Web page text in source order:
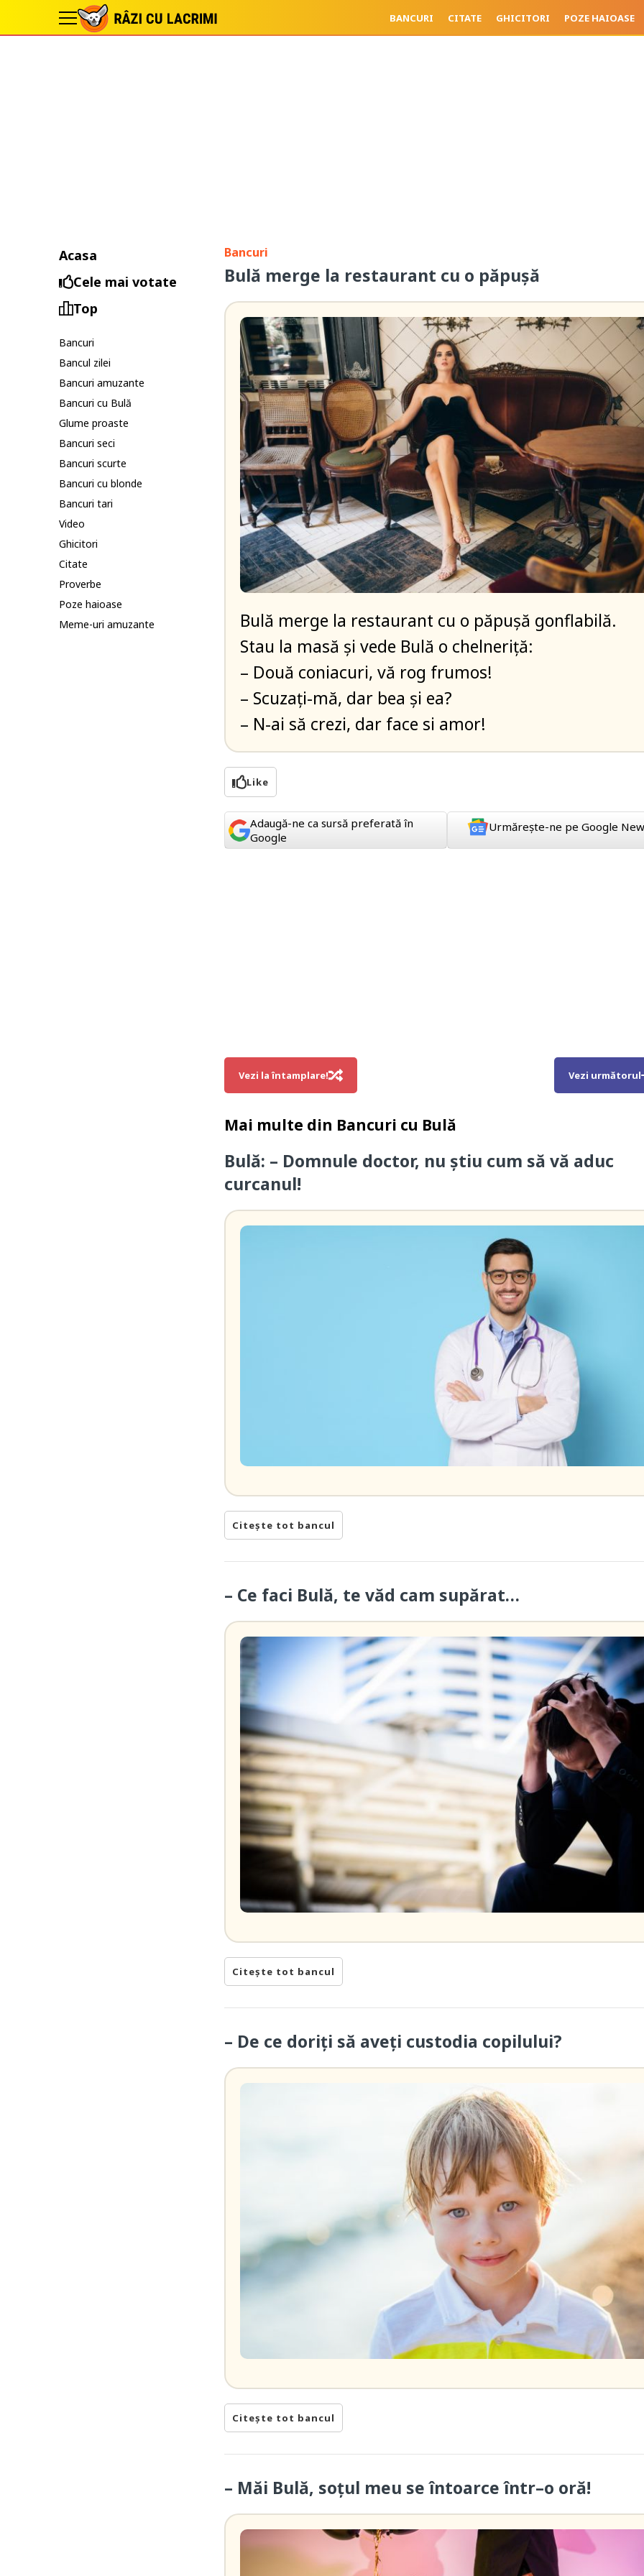
BANCURI CITATE GHICITORI POZE HAIOASE
Acasa
Cele mai votate
Top
Bancuri
Bancul zilei
Bancuri amuzante
Bancuri cu Bulă
Glume proaste
Bancuri seci
Bancuri scurte
Bancuri cu blonde
Bancuri tari
Video
Ghicitori
Citate
Proverbe
Poze haioase
Meme-uri amuzante
Bancuri
Bulă merge la restaurant cu o păpușă
Bulă merge la restaurant cu o păpușă gonflabilă.
Stau la masă și vede Bulă o chelneriță:
– Două coniacuri, vă rog frumos!
– Scuzați-mă, dar bea și ea?
– N-ai să crezi, dar face si amor!
Like
Adaugă-ne ca sursă preferată în
Google
Urmărește-ne pe Google
Vezi la întamplare! Vezi următorul
Mai multe din Bancuri cu Bulă
Bulă: – Domnule doctor, nu știu cum să vă aduc
curcanul!
Citește tot bancul
– Ce faci Bulă, te văd cam supărat…
Citește tot bancul
– De ce doriți să aveți custodia copilului?
Citește tot bancul
– Măi Bulă, soțul meu se întoarce într–o oră!